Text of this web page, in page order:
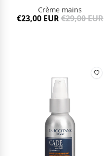
Crème mains
€23,00 EUR€29,00 EUR